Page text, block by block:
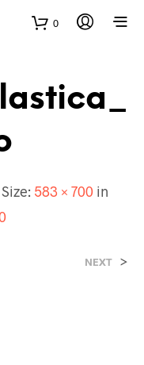
0
583 × 700in
NEXT >